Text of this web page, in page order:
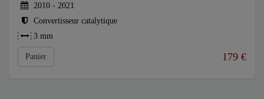
2010 - 2021
Convertisseur catalytique
3 mm
Panier 179 €